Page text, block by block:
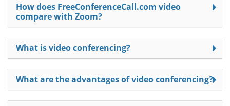
How does FreeConferenceCall.com video
compare with Zoom?
What is video conferencing?
What are the advantages of video conferencing?